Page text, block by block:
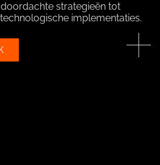
doordachte strategieën tot
implementaties.